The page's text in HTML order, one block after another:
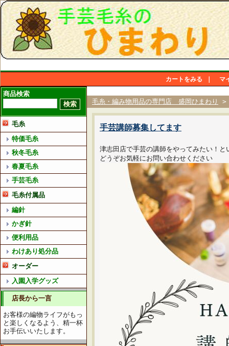
カートをみる マ
商品検索
毛糸
特価毛糸
秋冬毛糸
春夏毛糸
手芸毛糸
毛糸付属品
編針
かぎ針
便利用品
わけあり処分品
オーダー
入園入学グッズ
店長から一言
お客様の編物ライフがもっ
と楽しくなるよう、精一杯
お手伝いいたします。
毛糸・編み物用品の専門店 盛岡ひまわり
手芸講師募集してます
津志田店で手芸の講師をやってみたい！と
どうぞお気軽にお問い合わせください